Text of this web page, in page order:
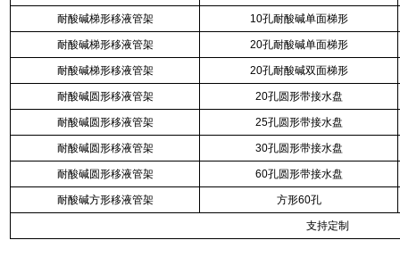
耐酸碱梯形移液管架 10孔耐酸碱单面梯形
耐酸碱梯形移液管架 20孔耐酸碱单面梯形
耐酸碱梯形移液管架 20孔耐酸碱双面梯形
耐酸碱圆形移液管架 20孔圆形带接水盘
耐酸碱圆形移液管架 25孔圆形带接水盘
耐酸碱圆形移液管架 30孔圆形带接水盘
耐酸碱圆形移液管架 60孔圆形带接水盘
耐酸碱方形移液管架 方形60孔
支持定制